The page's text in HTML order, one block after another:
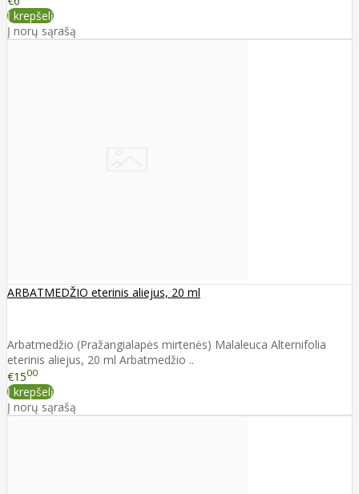
Į krepšelį
Į norų sąrašą
ARBATMEDŽIO eterinis aliejus, 20 ml
Arbatmedžio (Pražangialapės mirtenės) Malaleuca Alternifolia
eterinis aliejus, 20 ml Arbatmedžio ..
€1500
Į krepšelį
Į norų sąrašą